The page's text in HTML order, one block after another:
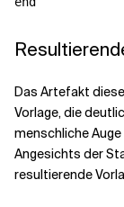
Das Artefakt
Vorlage, die
menschliche
Angesichts der
resultierende